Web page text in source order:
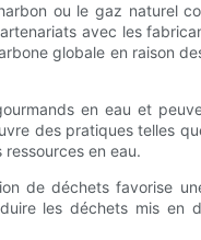
ou le gaz naturel
avec les
globale en raison
en eau et
des pratiques telles
en eau.
de déchets favorise
les déchets mis en